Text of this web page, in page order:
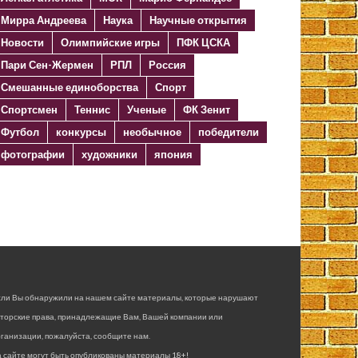
Мирра Андреева
Наука
Научные открытия
Новости
Олимпийские игры
ПФК ЦСКА
Пари Сен-Жермен
РПЛ
Россия
Смешанные единоборства
Спорт
Спортсмен
Теннис Ученые
ФК Зенит
Футбол
конкурсы необычное
победители
фотографии
художники япония
Вы обнаружили на нашем сайте материалы, которые нарушают
права, принадлежащие Вам, Вашей компании или
пожалуйста, сообщите нам.
сайте могут быть опубликованы материалы 18+!